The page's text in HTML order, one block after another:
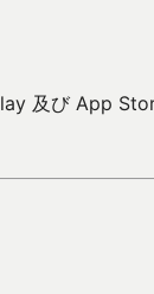
及び App